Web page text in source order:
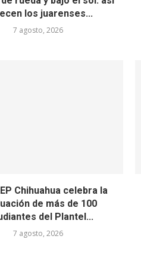
los juarenses...
7 agosto, 2026
Chihuahua celebra la
de más de 100
del Plantel...
7 agosto, 2026